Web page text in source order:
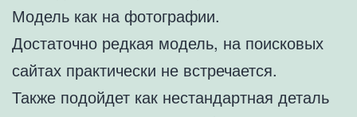
Модель как на фотографии.
Достаточно редкая модель, на поисковых
сайтах практически не встречается.
Также подойдет как нестандартная деталь